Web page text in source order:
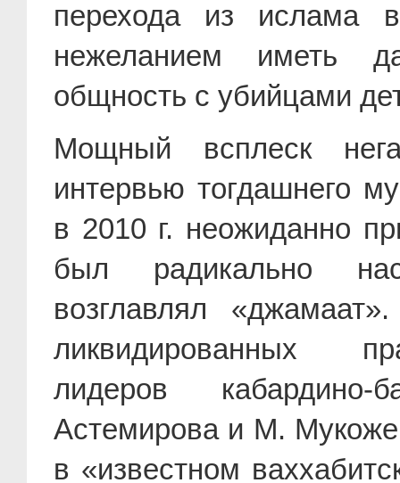
перехода из ислама
нежеланием иметь
общность с убийцами
Мощный всплеск
интервью тогдашнего
в 2010 г. неожиданно
был радикально
возглавлял
ликвидированных
лидеров кабардино-
Астемирова и М.
в «известном